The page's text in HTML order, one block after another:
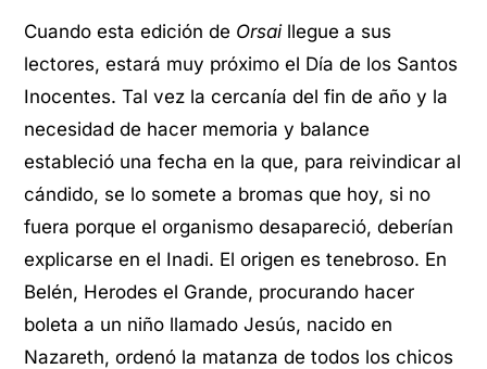
Cuando esta edición de Orsaillegue a sus
lectores, estará muy próximo el Día de los Santos
Inocentes. Tal vez la cercanía del fin de año y la
necesidad de hacer memoria y balance
estableció una fecha en la que, para reivindicar al
cándido, se lo somete a bromas que hoy, si no
fuera porque el organismo desapareció, deberían
explicarse en el Inadi. El origen es tenebroso. En
Belén, Herodes el Grande, procurando hacer
boleta a un niño llamado Jesús, nacido en
Nazareth, ordenó la matanza de todos los chicos